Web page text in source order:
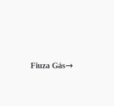
Fiuza Gás